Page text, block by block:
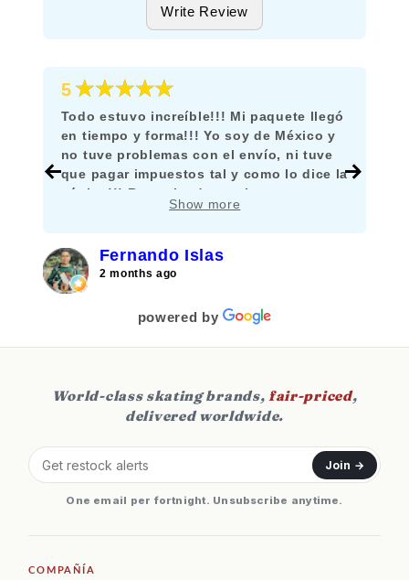
Write Review
5 ★★★★★
Todo estuvo increíble!!! Mi paquete llegó
en tiempo y forma!!! Yo soy de México y
no tuve problemas con el envío, ni tuve
que pagar impuestos tal y como lo dice la
página!!! Recomiendo mucho comprar
Show more
Fernando Islas
2 months ago
powered by
World-class skating brands,fair-priced,
delivered worldwide.
Join →
One email per fortnight. Unsubscribe anytime.
COMPAÑÍA